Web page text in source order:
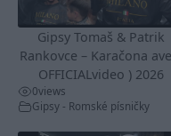
Gipsy Tomaš & Patrik
Rankovce – Karačona
OFFICIALvideo ) 2026
0views
Gipsy - Romské písničky